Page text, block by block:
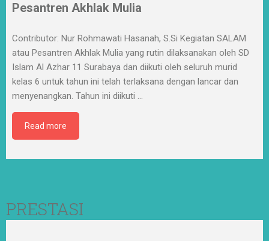
Pesantren Akhlak Mulia
Contributor: Nur Rohmawati Hasanah, S.Si Kegiatan SALAM
atau Pesantren Akhlak Mulia yang rutin dilaksanakan oleh SD
Islam Al Azhar 11 Surabaya dan diikuti oleh seluruh murid
kelas 6 untuk tahun ini telah terlaksana dengan lancar dan
menyenangkan. Tahun ini diikuti …
Read more
PRESTASI